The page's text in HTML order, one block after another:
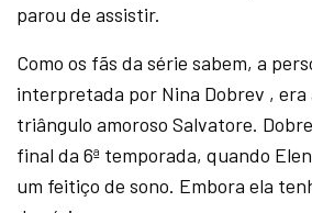
parou de assistir.
Como os fãs da série sabem, a
interpretada por Nina Dobrev ,
triângulo amoroso Salvatore.
final da 6ª temporada, quando
um feitiço de sono. Embora ela